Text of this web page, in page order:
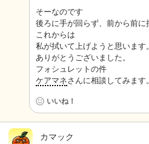
そーなのです
後ろに手が回らず、前から前に
これからは
私が拭いて上げようと思います。
ありがとうございました。
フォシュレットの件
ケアマネさんに相談してみます。
いいね！
カマック